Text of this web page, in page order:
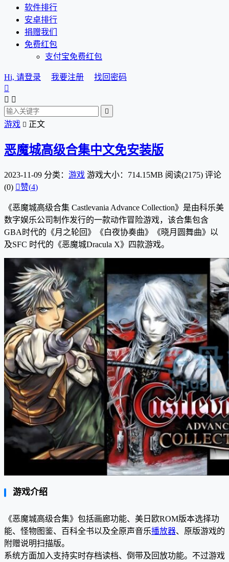
软件排行
安卓排行
捐赠我们
免费红包
支付宝免费红包
Hi, 请登录 我要注册
找回密码

 

游戏  正文
恶魔城高级合集中文免安装版
2023-11-09 分类： 游戏 游戏大小：714.15MB 阅读(2175) 评论
(0) 赞(4)
《恶魔城高级合集 Castlevania Advance Collection》是由科乐美
数字娱乐公司制作发行的一款动作冒险游戏，该合集包含
GBA时代的《月之轮回》《白夜协奏曲》《晓月圆舞曲》以
及SFC 时代的《恶魔城Dracula X》四款游戏。
游戏介绍
《恶魔城高级合集》包括画廊功能、美日欧ROM版本选择功
能、怪物图鉴、百科全书以及全原声音乐播放器、原版游戏的
附赠说明扫描版。
系统方面加入支持实时存档读档、倒带及回放功能。不过游戏